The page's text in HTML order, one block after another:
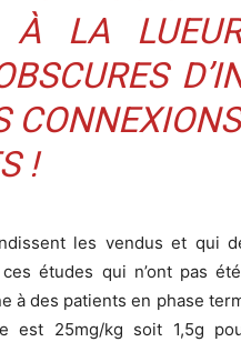
À LA
!
les vendus et qui
études qui n’ont pas
à des patients en phase
est 25mg/kg soit 1,5g